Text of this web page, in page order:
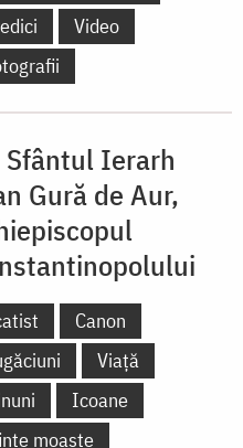
Video
Ierarh
Gură de Aur,
Canon
Viață
Icoane
moaște